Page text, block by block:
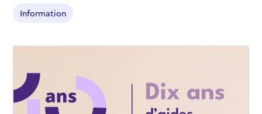
Information